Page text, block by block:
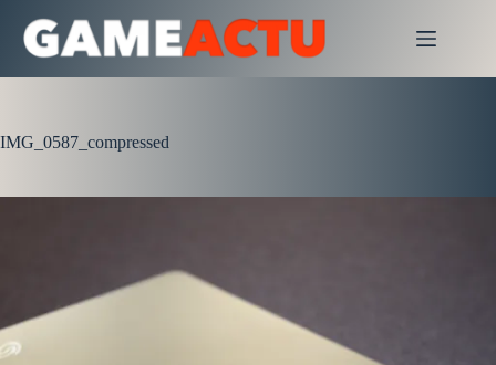
contenu
IMG_0587_compressed